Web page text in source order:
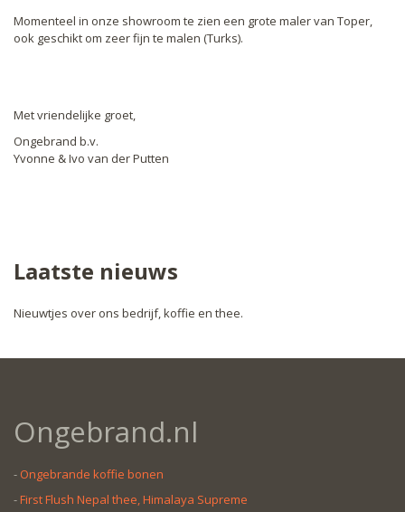
Momenteel in onze showroom te zien een grote maler van Toper,
ook geschikt om zeer fijn te malen (Turks).
Met vriendelijke groet,
Ongebrand b.v.
Yvonne & Ivo van der Putten
Laatste nieuws
Nieuwtjes over ons bedrijf, koffie en thee.
Ongebrand.nl
- Ongebrande koffie bonen
-First Flush Nepal thee, Himalaya Supreme